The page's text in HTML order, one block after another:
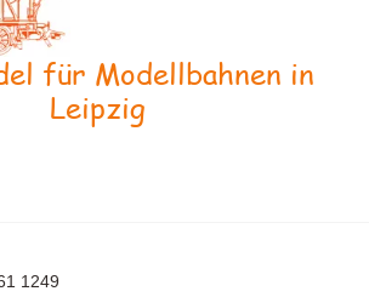
für Modellbahnen in
Leipzig
1249